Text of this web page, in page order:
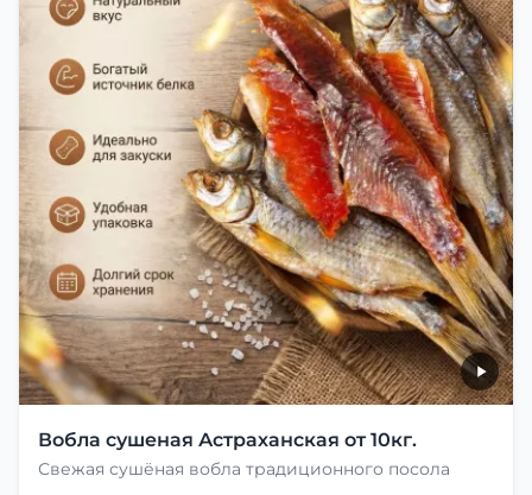
Вобла сушеная Астраханская от 10кг.
Свежая сушёная вобла традиционного посола